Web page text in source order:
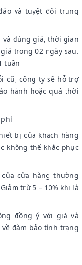
và tuyệt đối trung
và đúng giá, thời gian
trong 02 ngày sau.
tuần
cũ, công ty sẽ hỗ trợ
hành hoặc quá thời
phí
bị của khách hàng
không thể khắc phục
cửa hàng thường
trừ 5 – 10% khi là
đồng ý với giá và
đàm bảo tình trạng